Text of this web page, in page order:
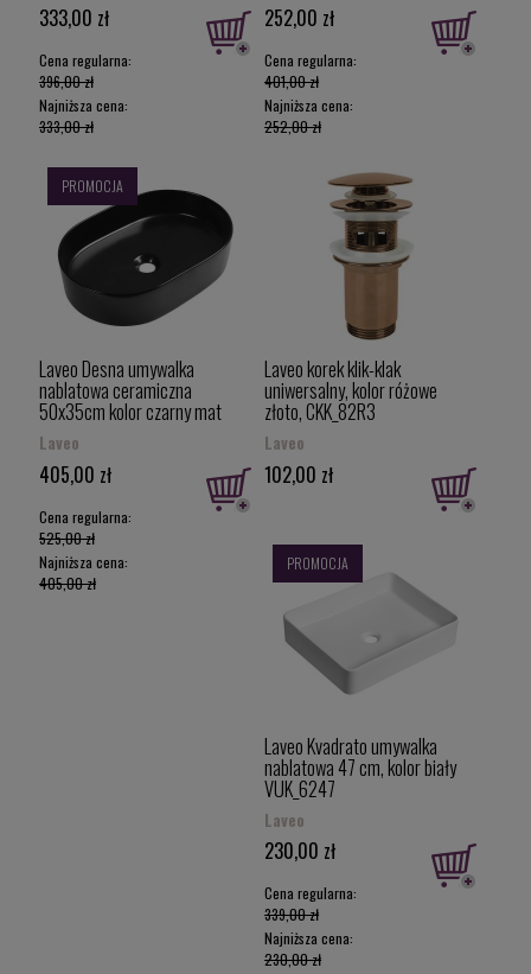
333,00 zł
Cena regularna:
396,00 zł
Najniższa cena:
333,00 zł
252,00 zł
Cena regularna:
401,00 zł
Najniższa cena:
252,00 zł
Laveo Desna umywalka
nablatowa ceramiczna
50x35cm kolor czarny mat
VUD B250
Laveo
405,00 zł
Cena regularna:
525,00 zł
Najniższa cena:
405,00 zł
PROMOCJA
Laveo korek klik-klak
uniwersalny, kolor różowe
złoto, CKK_82R3
Laveo
102,00 zł
Laveo Kvadrato umywalka
nablatowa 47 cm, kolor biały
VUK_6247
Laveo
230,00 zł
Cena regularna:
339,00 zł
Najniższa cena:
230,00 zł
PROMOCJA